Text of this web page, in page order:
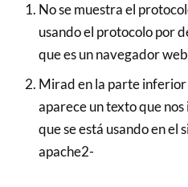
No se muestra el
usando el protocolo por
que es un navegador
Mirad en la parte
aparece un texto que
que se está usando en el
apache2-